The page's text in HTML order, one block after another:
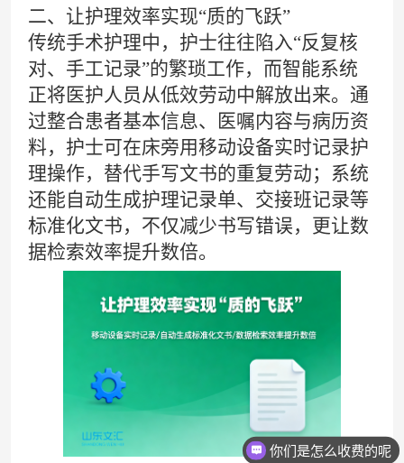
二、让护理效率实现“质的飞跃”
传统手术护理中，护士往往陷入“反复核
对、手工记录”的繁琐工作，而智能系统
正将医护人员从低效劳动中解放出来。通
过整合患者基本信息、医嘱内容与病历资
料，护士可在床旁用移动设备实时记录护
理操作，替代手写文书的重复劳动；系统
还能自动生成护理记录单、交接班记录等
标准化文书，不仅减少书写错误，更让数
据检索效率提升数倍。
你们是怎么收费的呢